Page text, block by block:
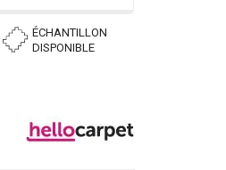
ÉCHANTILLON
DISPONIBLE